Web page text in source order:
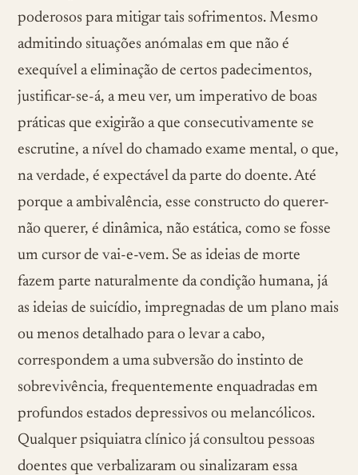
poderosos para mitigar tais sofrimentos. Mesmo
admitindo situações anómalas em que não é
exequível a eliminação de certos padecimentos,
justificar-se-á, a meu ver, um imperativo de boas
práticas que exigirão a que consecutivamente se
escrutine, a nível do chamado exame mental, o que,
na verdade, é expectável da parte do doente. Até
porque a ambivalência, esse constructo do querer-
não querer, é dinâmica, não estática, como se fosse
um cursor de vai-e-vem. Se as ideias de morte
fazem parte naturalmente da condição humana, já
as ideias de suicídio, impregnadas de um plano mais
ou menos detalhado para o levar a cabo,
correspondem a uma subversão do instinto de
sobrevivência, frequentemente enquadradas em
profundos estados depressivos ou melancólicos.
Qualquer psiquiatra clínico já consultou pessoas
doentes que verbalizaram ou sinalizaram essa